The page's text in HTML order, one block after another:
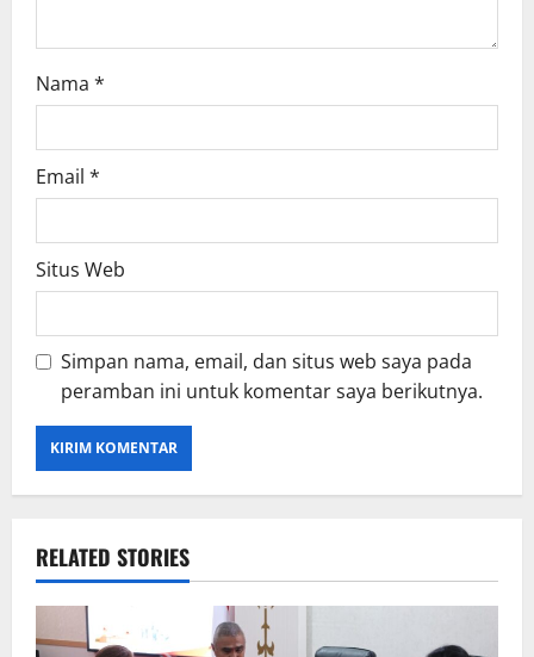
Nama *
Email *
Situs Web
Simpan nama, email, dan situs web saya pada
peramban ini untuk komentar saya berikutnya.
RELATED STORIES